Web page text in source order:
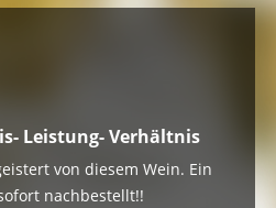
Leistung- Verhältnis
von diesem Wein. Ein
nachbestellt!!